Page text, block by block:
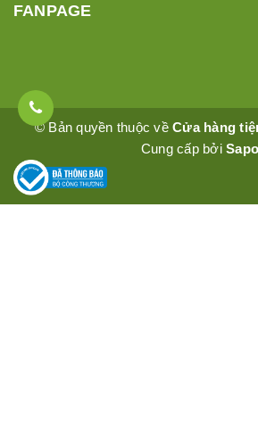
FANPAGE
© Bản quyền thuộc vềCửa hàng
Cung cấp bởiSapo